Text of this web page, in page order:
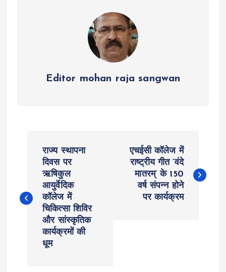
m
Editor mohan raja sangwan
s
राज्य स्थापना
दिवस पर
ऋषिकुल
आयुर्वेदिक
कॉलेज में
चिकित्सा शिविर
और सांस्कृतिक
कार्यक्रमों की
धूम
एचईसी कॉलेज में
राष्ट्रीय गीत ‘वंदे
मातरम्‘ के 150
वर्ष संपन्न होने
पर कार्यक्रम